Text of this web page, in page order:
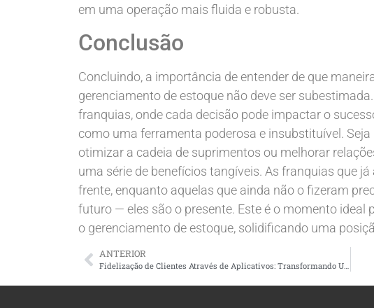
em uma operação mais fluida e robusta.
Conclusão
Concluindo, a importância de entender de que
gerenciamento de estoque não deve ser
franquias, onde cada decisão pode impactar o
como uma ferramenta poderosa e insubstituível.
otimizar a cadeia de suprimentos ou melhorar
uma série de benefícios tangíveis. As franquias que
frente, enquanto aquelas que ainda não o fizeram
futuro — eles são o presente. Este é o momento
o gerenciamento de estoque, solidificando uma
ANTERIOR
Fidelização de Clientes Através de Aplicativos: Transformando Usuários em Fãs